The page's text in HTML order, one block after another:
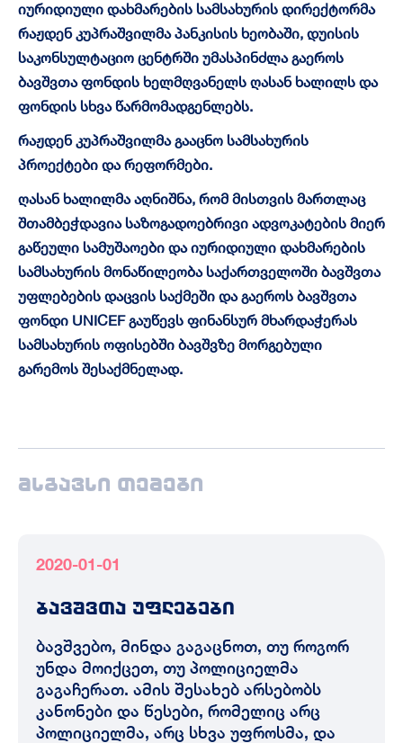
იურიდიული დახმარების სამსახურის დირექტორმა
რაჟდენ კუპრაშვილმა პანკისის ხეობაში, დუისის
საკონსულტაციო ცენტრში უმასპინძლა გაეროს
ბავშვთა ფონდის ხელმღვანელს ღასან ხალილს და
ფონდის სხვა წარმომადგენლებს.
რაჟდენ კუპრაშვილმა გააცნო სამსახურის
პროექტები და რეფორმები.
ღასან ხალილმა აღნიშნა, რომ მისთვის მართლაც
შთამბეჭდავია საზოგადოებრივი ადვოკატების მიერ
გაწეული სამუშაოები და იურიდიული დახმარების
სამსახურის მონაწილეობა საქართველოში ბავშვთა
უფლებების დაცვის საქმეში და გაეროს ბავშვთა
ფონდი UNICEF გაუწევს ფინანსურ მხარდაჭერას
სამსახურის ოფისებში ბავშვზე მორგებული
გარემოს შესაქმნელად.
მსგავსი თემები
2020-01-01
ბავშვთა უფლებები
ბავშვებო, მინდა გაგაცნოთ, თუ როგორ
უნდა მოიქცეთ, თუ პოლიციელმა
გაგაჩერათ. ამის შესახებ არსებობს
კანონები და წესები, რომელიც არც
პოლიციელმა, არც სხვა უფროსმა, და